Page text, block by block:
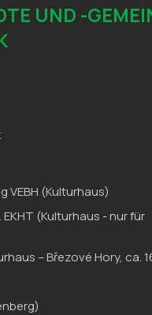
UND -
VEBH (Kulturhaus)
EKHT (Kulturhaus - nur für
– Březové Hory, ca.